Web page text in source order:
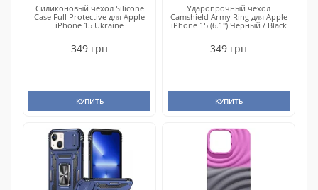
Силиконовый чехол Silicone
Case Full Protective для Apple
iPhone 15 Ukraine
349 грн
КУПИТЬ
Ударопрочный чехол
Camshield Army Ring для Apple
iPhone 15 (6.1") Черный / Black
349 грн
КУПИТЬ